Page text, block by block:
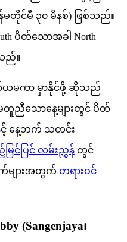
န်မတိုင်မီ ၃၀ မိနစ်) ဖြစ်သည်။
ပိတ်သောအခါ North
သည်။
ာ်ယမကာ မှာနိုင်ဖို့ ဆိုသည်
မတူညီသောနေ့များတွင် ပိတ်
င့် နေ့ဘက် သတင်း
ြင်ပြင် လမ်းညွှန် တွင်
များအတွက် တရားဝင်
(Sangenjaya၊